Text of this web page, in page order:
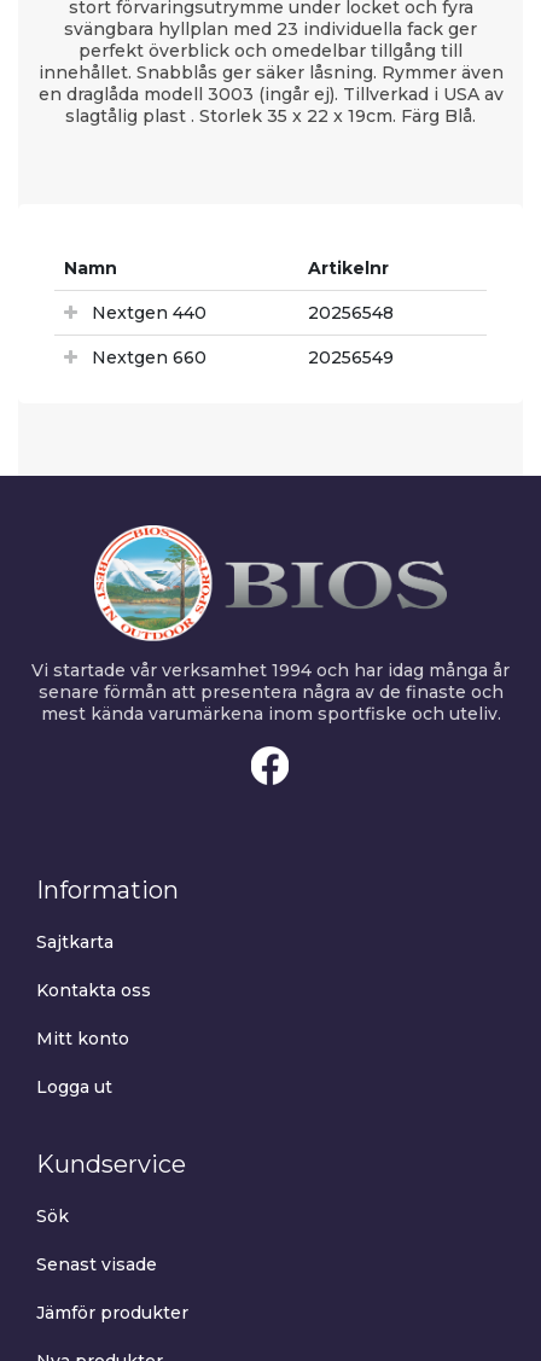
stort förvaringsutrymme under locket och fyra
svängbara hyllplan med 23 individuella fack ger
perfekt överblick och omedelbar tillgång till
innehållet. Snabblås ger säker låsning. Rymmer även
en draglåda modell 3003 (ingår ej). Tillverkad i USA av
slagtålig plast . Storlek 35 x 22 x 19cm. Färg Blå.
Namn Artikelnr
Nextgen 440 20256548
Nextgen 660 20256549
Vi startade vår verksamhet 1994 och har idag många år
senare förmån att presentera några av de finaste och
mest kända varumärkena inom sportfiske och uteliv.
Information
Sajtkarta
Kontakta oss
Mitt konto
Logga ut
Kundservice
Sök
Senast visade
Jämför produkter